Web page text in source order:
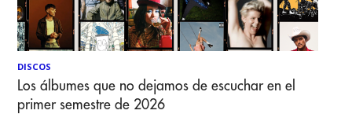
DISCOS
Los álbumes que no dejamos de escuchar en el
primer semestre de 2026